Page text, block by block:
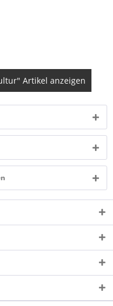
Artikel anzeigen